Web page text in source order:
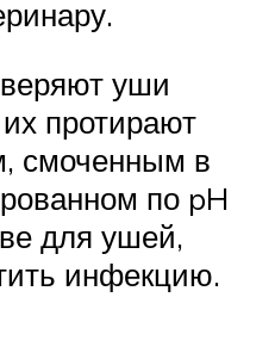
уши
протирают
смоченным в
по pH
для ушей,
инфекцию.